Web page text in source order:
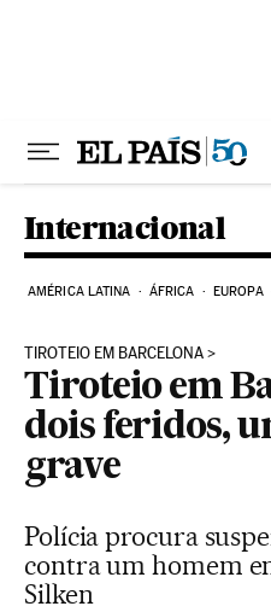
Internacional
AMÉRICA LATINA ÁFRICA EUROPA
TIROTEIO EM BARCELONA
Tiroteio em
dois feridos,
grave
Polícia procura
contra um homem
Silken